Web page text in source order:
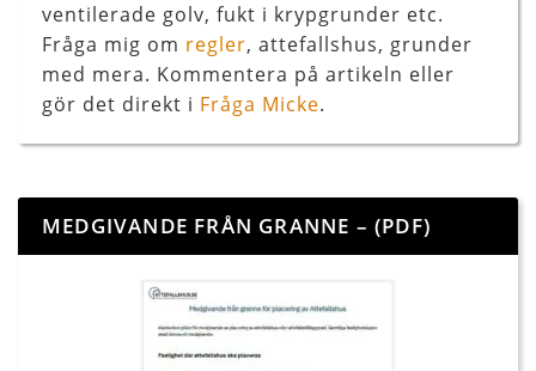
ventilerade golv, fukt i krypgrunder etc.
Fråga mig om regler, attefallshus, grunder
med mera. Kommentera på artikeln eller
gör det direkt i Fråga Micke.
MEDGIVANDE FRÅN GRANNE – (PDF)